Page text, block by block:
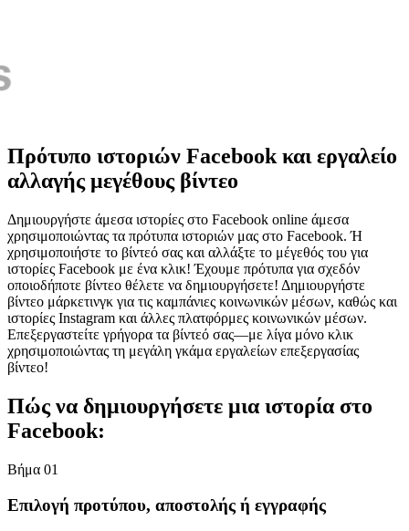
Πρότυπο ιστοριών Facebook και εργαλείο
αλλαγής μεγέθους βίντεο
Δημιουργήστε άμεσα ιστορίες στο Facebook online άμεσα
χρησιμοποιώντας τα πρότυπα ιστοριών μας στο Facebook. Ή
χρησιμοποιήστε το βίντεό σας και αλλάξτε το μέγεθός του για
ιστορίες Facebook με ένα κλικ! Έχουμε πρότυπα για σχεδόν
οποιοδήποτε βίντεο θέλετε να δημιουργήσετε! Δημιουργήστε
βίντεο μάρκετινγκ για τις καμπάνιες κοινωνικών μέσων, καθώς και
ιστορίες Instagram και άλλες πλατφόρμες κοινωνικών μέσων.
Επεξεργαστείτε γρήγορα τα βίντεό σας—με λίγα μόνο κλικ
χρησιμοποιώντας τη μεγάλη γκάμα εργαλείων επεξεργασίας
βίντεο!
Πώς να δημιουργήσετε μια ιστορία στο
Facebook:
Βήμα 01
Επιλογή προτύπου, αποστολής ή εγγραφής